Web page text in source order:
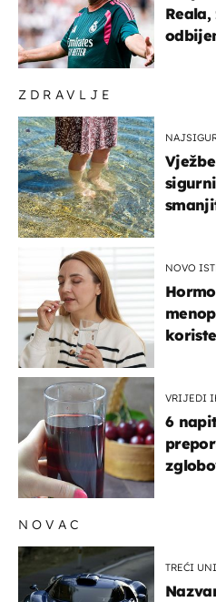
ZDRAVLJE
NOVO
VRIJEDI
6
NOVAC
TREĆI